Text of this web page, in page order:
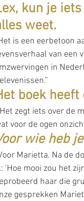
kun je
weet.
is een eerbetoon
van een
in
boek
zegt iets over de
voor de ogen
wie heb
Marietta. Na de
‘Hoe mooi zou het
haar die
gesprekken